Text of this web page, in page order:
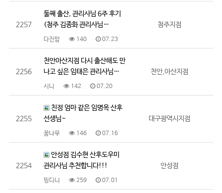
2257
둘째 출산, 관리사님 6주 후기
(청주 김종화 관리사님…
다진맘 140 07.23
청주지점
2256
천안아산지점 다시 출산해도 만
나고 싶은 임태은 관리사님…
시니 142 07.20
천안,아산지점
2255
친정 엄마 같은 임명옥 산후
선생님~
꿈나무 146 07.16
대구광역시지점
2254
안성점 김수현 산후도우미
관리사님 추천합니다!!!
밍디니 259 07.01
안성점